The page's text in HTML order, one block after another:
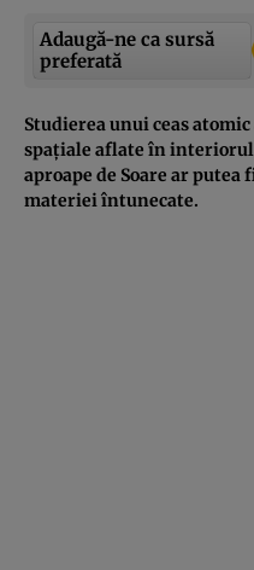
Adaugă-ne ca sursă
preferată
Studierea unui ceas
spațiale aflate în
aproape de Soare ar
materiei întunecate.